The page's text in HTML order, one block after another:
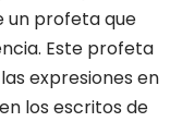
un profeta que
Este profeta
expresiones en
los escritos de